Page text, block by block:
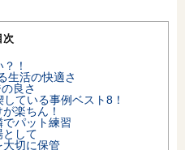
ラリー
の物件
セレクト
次
！
生活の快適さ
良さ
ている事例ベスト8！
楽ちん！
パット練習
して
切に保管